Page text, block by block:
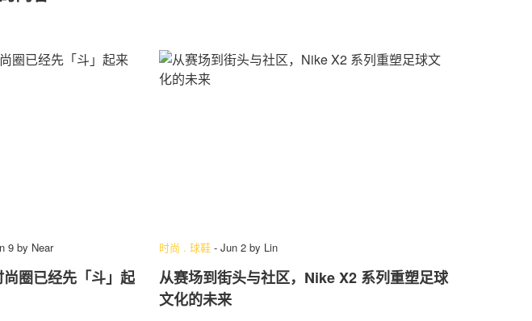
9 by Near
圈已经先「斗」起
时尚 . 球鞋 - Jun 2 by Lin
从赛场到街头与社区，Nike X2 系列重塑足球
文化的未来